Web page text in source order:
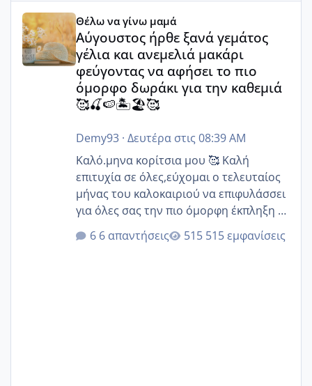
Αύγουστος ήρθε ξανά γεμάτος γέλια και ανεμελιά
Θέλω να γίνω μαμά
Αύγουστος ήρθε ξανά γεμάτος
γέλια και ανεμελιά μακάρι
φεύγοντας να αφήσει το πιο
όμορφο δωράκι για την καθεμιά
🥰🍒🍉🏝️🏖️🥰
Demy93· Δευτέρα στις 08:39 AM
Καλό.μηνα κορίτσια μου 🥰 Καλή
επιτυχία σε όλες,εύχομαι ο τελευταίος
μήνας του καλοκαιριού να επιφυλάσσει
για όλες σας την πιο όμορφη έκπληξη 🧿
@Elk @Melikara86 @Παρασκευαιδου
@Zenia z @melitiniღ @Christi.D.
6 απαντήσεις 515 εμφανίσεις